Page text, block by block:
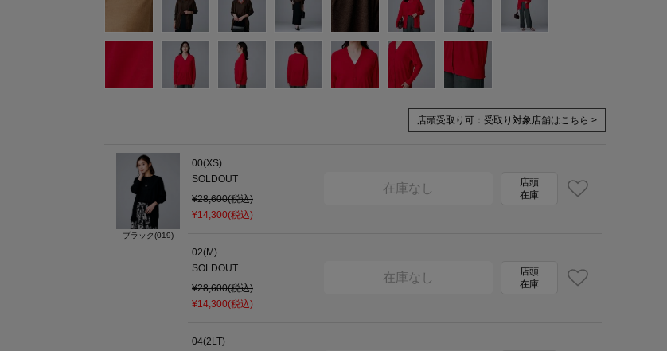
店頭受取り可： 受取り対象店舗はこちら >
ブラック(019)
00(XS)
SOLDOUT
¥28,600(税込)
¥14,300(税込)
在庫なし
店頭
在庫
02(M)
SOLDOUT
¥28,600(税込)
¥14,300(税込)
在庫なし
店頭
在庫
04(2LT)